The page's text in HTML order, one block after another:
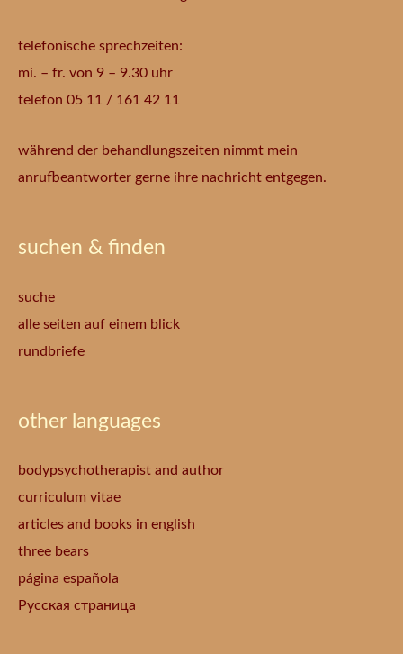
telefonische sprechzeiten:
mi. – fr. von 9 – 9.30 uhr
telefon 05 11 / 161 42 11
während der behandlungszeiten nimmt mein
anrufbeantworter gerne ihre nachricht entgegen.
suchen & finden
suche
alle seiten auf einem blick
rundbriefe
other languages
bodypsychotherapist and author
curriculum vitae
articles and books in english
three bears
página española
Русская страница